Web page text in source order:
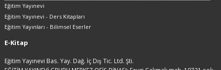
Eğitim Yayınevi
Eğitim Yayınevi - Ders Kitapları
Eğitim Yayınları - Bilimsel Eserler
E-Kitap
Eğitim Yayınevi Bas. Yay. Dağ. İç Dış Tic. Ltd. Şti.